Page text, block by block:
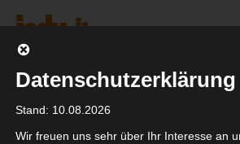
Datenschutzerklärung
Stand: 10.08.2026
Wir freuen uns sehr über Ihr Interesse an